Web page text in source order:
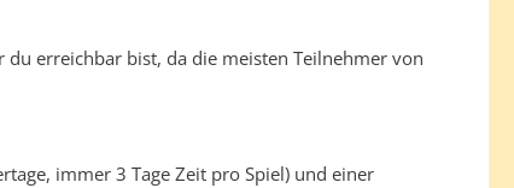
erreichbar bist, da die meisten Teilnehmer von
immer 3 Tage Zeit pro Spiel) und einer